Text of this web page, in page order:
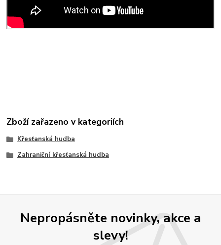
Zboží zařazeno v kategoriích
Křesťanská hudba
Zahraniční křesťanská hudba
Nepropásněte novinky, akce a
slevy!